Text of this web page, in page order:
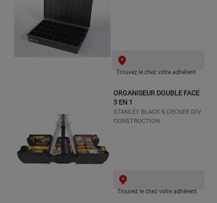
Trouvez le chez votre adhérent
ORGANISEUR DOUBLE FACE
3 EN 1
STANLEY BLACK & DECKER DIV
CONSTRUCTION
Trouvez le chez votre adhérent